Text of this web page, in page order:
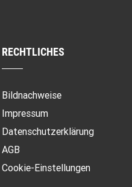
RECHTLICHES
Bildnachweise
Impressum
Datenschutzerklärung
AGB
Cookie-Einstellungen